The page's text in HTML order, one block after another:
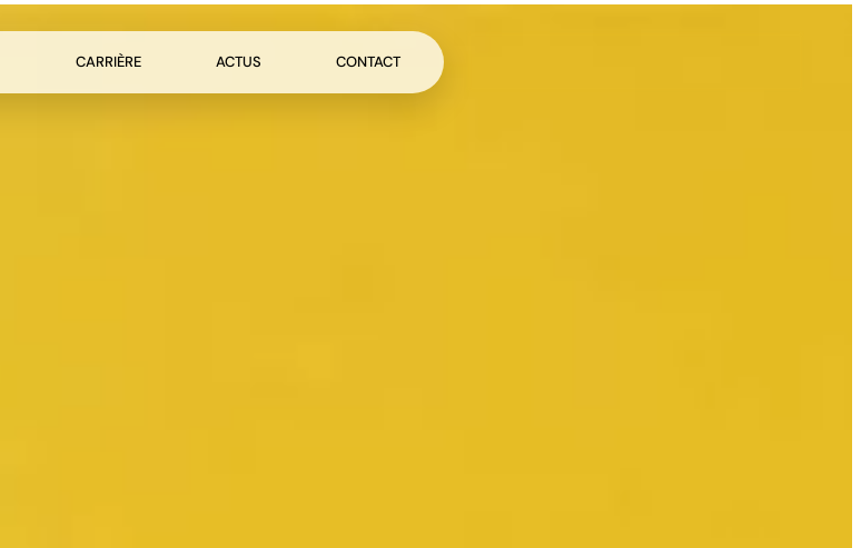
CARRIÈRE ACTUS CONTACT